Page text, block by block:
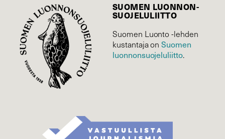
SUOMEN LUONNON­
SUOJELU­LIITTO
Suomen Luonto -lehden
kustantaja onSuomen
luonnonsuojelu­liitto.